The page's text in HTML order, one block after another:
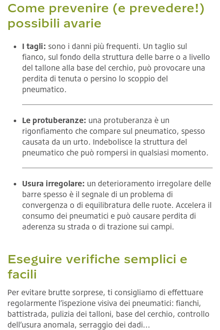
Come prevenire (e prevedere!)
possibili avarie
I tagli: sono i danni più frequenti. Un taglio sul
fianco, sul fondo della struttura delle barre o a livello
del tallone alla base del cerchio, può provocare una
perdita di tenuta o persino lo scoppio del
pneumatico.
Le protuberanze: una protuberanza è un
rigonfiamento che compare sul pneumatico, spesso
causata da un urto. Indebolisce la struttura del
pneumatico che può rompersi in qualsiasi momento.
Usura irregolare: un deterioramento irregolare delle
barre spesso è il segnale di un problema di
convergenza o di equilibratura delle ruote. Accelera il
consumo dei pneumatici e può causare perdita di
aderenza su strada o di trazione sui campi.
Eseguire verifiche semplici e
facili
Per evitare brutte sorprese, ti consigliamo di effettuare
regolarmente l’ispezione visiva dei pneumatici: fianchi,
battistrada, pulizia dei talloni, base del cerchio, controllo
dell’usura anomala, serraggio dei dadi...